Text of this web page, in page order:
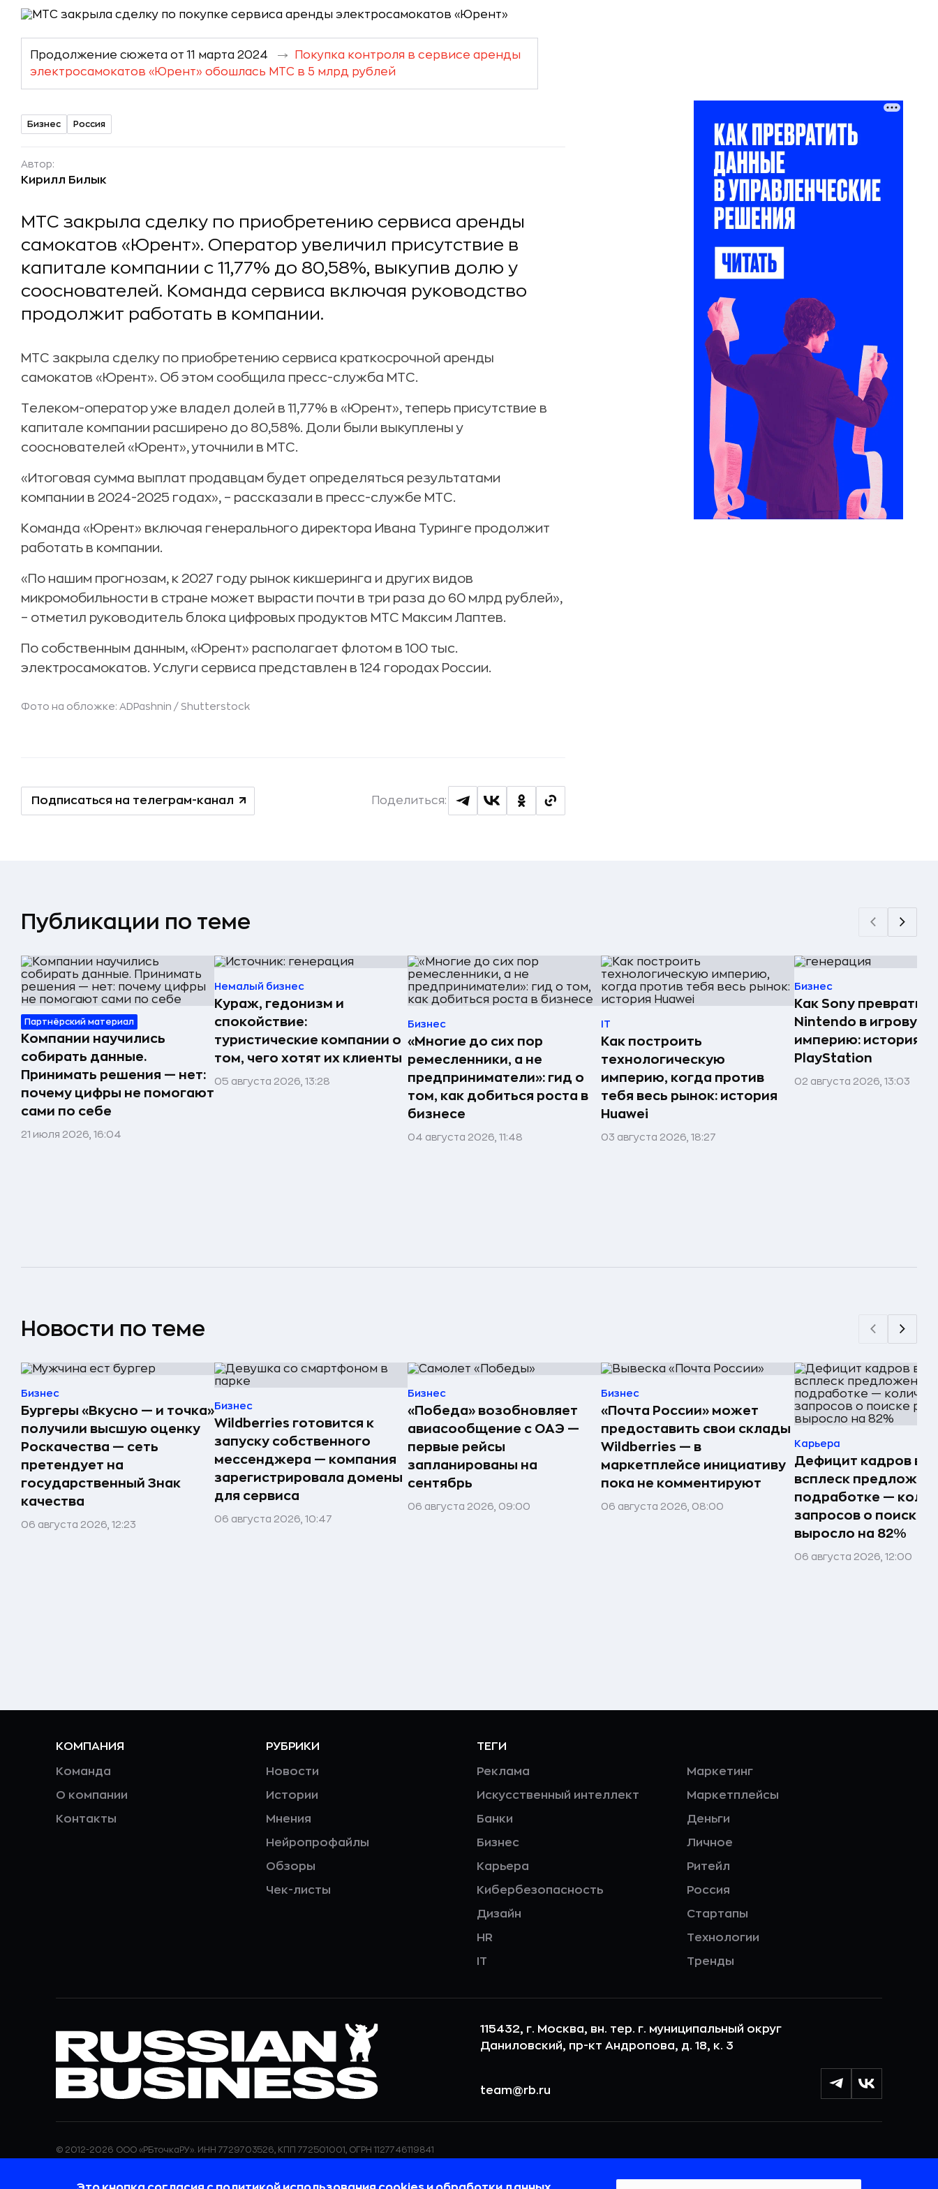
Продолжение сюжета от 11 марта 2024
Покупка контроля в сервисе аренды
электросамокатов «Юрент» обошлась МТС в 5 млрд рублей
Бизнес Россия
Автор:
Кирилл Билык
МТС закрыла сделку по приобретению сервиса аренды
самокатов «Юрент». Оператор увеличил присутствие в
капитале компании с 11,77% до 80,58%, выкупив долю у
сооснователей. Команда сервиса включая руководство
продолжит работать в компании.
МТС закрыла сделку по приобретению сервиса краткосрочной аренды
самокатов «Юрент». Об этом сообщила пресс-служба МТС.
Телеком-оператор уже владел долей в 11,77% в «Юрент», теперь присутствие в
капитале компании расширено до 80,58%. Доли были выкуплены у
сооснователей «Юрент», уточнили в МТС.
«Итоговая сумма выплат продавцам будет определяться результатами
компании в 2024-2025 годах», – рассказали в пресс-службе МТС.
Команда «Юрент» включая генерального директора Ивана Туринге продолжит
работать в компании.
«По нашим прогнозам, к 2027 году рынок кикшеринга и других видов
микромобильности в стране может вырасти почти в три раза до 60 млрд рублей»,
– отметил руководитель блока цифровых продуктов МТС Максим Лаптев.
По собственным данным, «Юрент» располагает флотом в 100 тыс.
электросамокатов. Услуги сервиса представлен в 124 городах России.
Фото на обложке: ADPashnin / Shutterstock
Подписаться на телеграм-канал Поделиться:
Публикации по теме
Партнёрский материал
Компании научились
собирать данные.
Принимать решения — нет:
почему цифры не помогают
сами по себе
21 июля 2026, 16:04
Немалый бизнес
Кураж, гедонизм и
спокойствие:
туристические компании о
том, чего хотят их клиенты
05 августа 2026, 13:28
Бизнес
«Многие до сих пор
ремесленники, а не
предприниматели»: гид о
том, как добиться роста в
бизнесе
04 августа 2026, 11:48
IT
Как построить
технологическую
империю, когда против
тебя весь рынок: история
Huawei
03 августа 2026, 18:27
Бизнес
Как Sony
Nintendo в игровую
империю: история
PlayStation
02 августа 2026, 13:03
Новости по теме
Бизнес
Бургеры «Вкусно — и точка»
получили высшую оценку
Роскачества — сеть
претендует на
государственный Знак
качества
06 августа 2026, 12:23
Бизнес
Wildberries готовится к
запуску собственного
мессенджера — компания
зарегистрировала домены
для сервиса
06 августа 2026, 10:47
Бизнес
«Победа» возобновляет
авиасообщение с ОАЭ —
первые рейсы
запланированы на
сентябрь
06 августа 2026, 09:00
Бизнес
«Почта России» может
предоставить свои склады
Wildberries — в
маркетплейсе инициативу
пока не комментируют
06 августа 2026, 08:00
Карьера
Дефицит кадров
всплеск
подработке —
запросов о поиске
выросло на 82%
06 августа 2026, 12:00
КОМПАНИЯ
Команда
О компании
Контакты
РУБРИКИ
Новости
Истории
Мнения
Нейропрофайлы
Обзоры
Чек-листы
ТЕГИ
Реклама
Искусственный интеллект
Банки
Бизнес
Карьера
Кибербезопасность
Дизайн
HR
IT
Маркетинг
Маркетплейсы
Деньги
Личное
Ритейл
Россия
Стартапы
Технологии
Тренды
115432, г. Москва, вн. тер. г. муниципальный округ
Даниловский, пр-кт Андропова, д. 18, к. 3
team@rb.ru
© 2012-2026 ООО «РБточкаРУ». ИНН 7729703526, КПП 772501001, ОГРН 1127746119841
повышения удобства пользования веб-сайтом. Если вы не хотите, чтобы ваши